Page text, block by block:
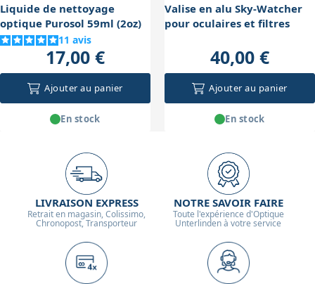
Liquide de nettoyage
optique Purosol 59ml (2oz)
11 avis
17,00 €
Ajouter au panier
En stock
Valise en alu Sky-Watcher
pour oculaires et filtres
40,00 €
Ajouter au panier
En stock
LIVRAISON EXPRESS
Retrait en magasin, Colissimo,
Chronopost, Transporteur
NOTRE SAVOIR FAIRE
Toute l'expérience d'Optique
Unterlinden à votre service